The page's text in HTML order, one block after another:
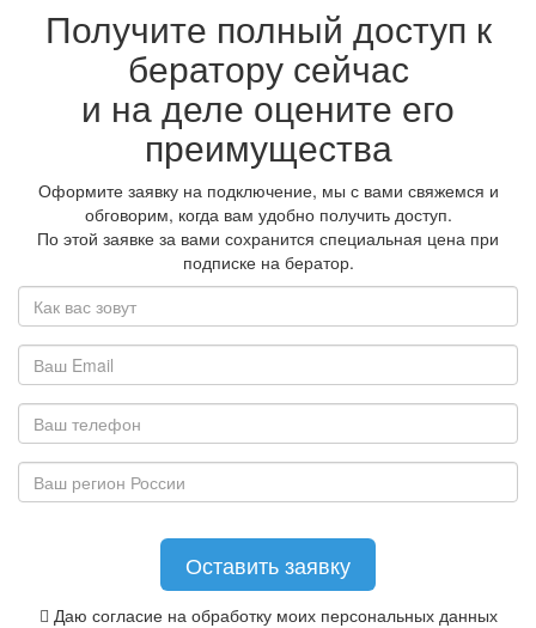
Получите полный доступ к
бератору сейчас
и на деле оцените его
преимущества
Оформите заявку на подключение, мы с вами свяжемся и
обговорим, когда вам удобно получить доступ.
По этой заявке за вами сохранится специальная цена при
подписке на бератор.
Даю согласие на обработку моих персональных данных